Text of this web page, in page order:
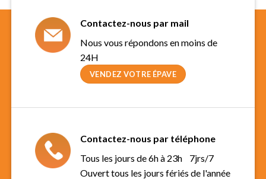
Contactez-nous par mail
Nous vous répondons en moins de
24H
VENDEZ VOTRE ÉPAVE
Contactez-nous par téléphone
Tous les jours de 6h à 23h 7jrs/7
Ouvert tous les jours fériés de l'année